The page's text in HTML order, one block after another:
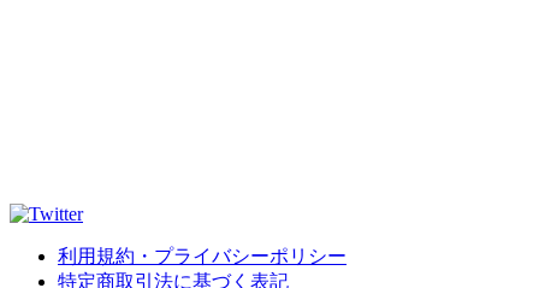
利用規約・プライバシーポリシー
特定商取引法に基づく表記